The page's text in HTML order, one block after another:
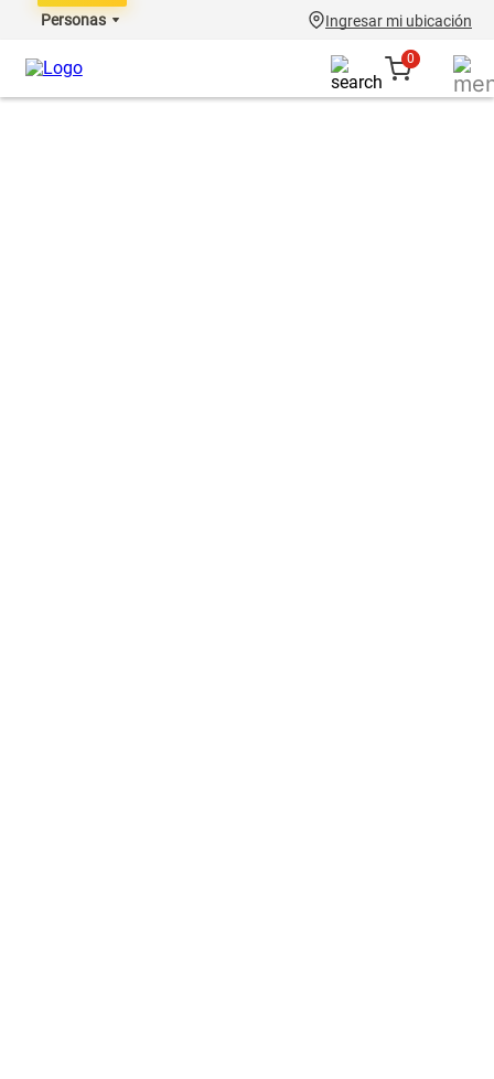
Personas Ingresar mi ubicación
0